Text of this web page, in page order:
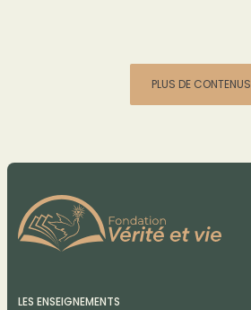
PLUS DE CONTENUS
LES ENSEIGNEMENTS